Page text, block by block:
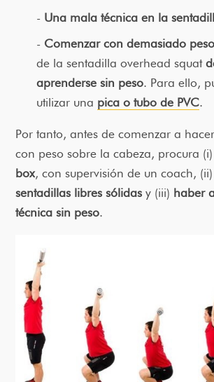
Una mala técnica en la
Comenzar con demasiado peso
de la sentadilla overhead squat
aprenderse sin peso. Para ello,
utilizar una pica o tubo de PVC.
Por tanto, antes de comenzar a
con peso sobre la cabeza, procura (i)
box, con supervisión de un coach, (ii)
sentadillas libres sólidasy (iii) haber
técnica sin peso.